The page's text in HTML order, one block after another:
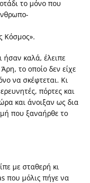
το μόνο που
Κόσμος».
ήσαν καλά, έλειπε
το οποίο δεν είχε
να σκέφτεται. Κι
πόρτες και
και άνοιξαν ως δια
που ξαναήρθε το
με σταθερή κι
που μόλις πήγε να